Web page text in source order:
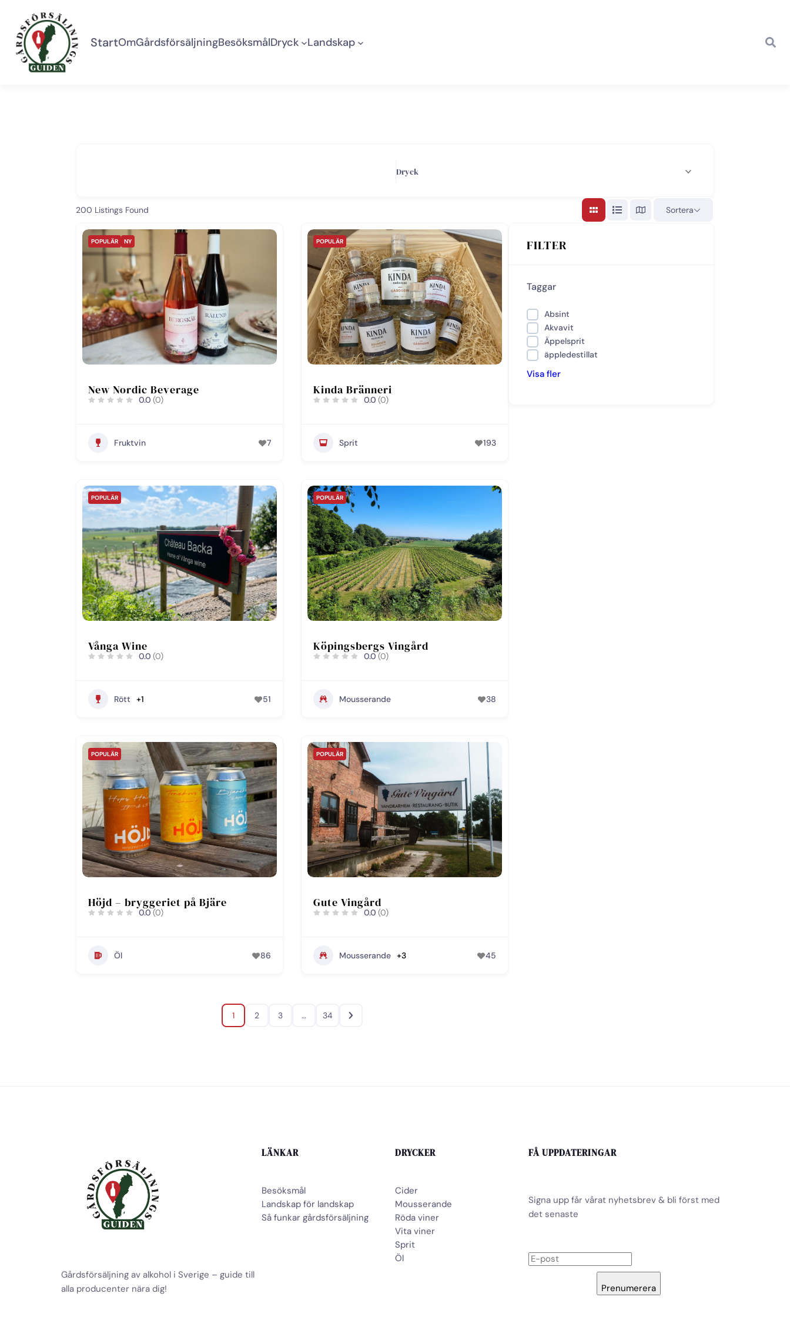
StartOmGårdsförsäljningBesöksmålDryck Landskap
Dryck
200 Listings Found Sortera
FILTER
Taggar
Absint
Akvavit
Äppelsprit
äppledestillat
Visa fler
POPULÄR NY
New Nordic Beverage
0.0 (0)
Fruktvin 7
POPULÄR
Kinda Bränneri
0.0 (0)
Sprit 193
POPULÄR
Vånga Wine
0.0 (0)
Rött +1 51
POPULÄR
Köpingsbergs Vingård
0.0 (0)
Mousserande 38
POPULÄR
Höjd – bryggeriet på Bjäre
0.0 (0)
Öl 86
POPULÄR
Gute Vingård
0.0 (0)
Mousserande +3 45
1 2 3 … 34
Gårdsförsäljning av alkohol i Sverige – guide till
alla producenter nära dig!
LÄNKAR
Besöksmål
Landskap för landskap
Så funkar gårdsförsäljning
DRYCKER
Cider
Mousserande
Röda viner
Vita viner
Sprit
Öl
FÅ UPPDATERINGAR
Signa upp får vårat nyhetsbrev & bli först med
det senaste
Prenumerera